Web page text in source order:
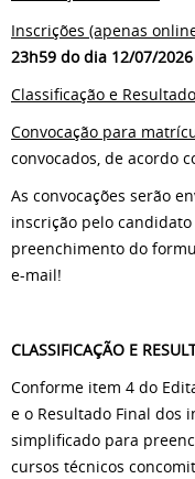
Inscrições (apenas
23h59 do dia 12/07/2026
Classificação e
Convocação para
convocados, de acordo
As convocações serão
inscrição pelo
preenchimento do
e-mail!
CLASSIFICAÇÃO E
Conforme item 4 do
e o Resultado Final dos
simplificado para
cursos técnicos